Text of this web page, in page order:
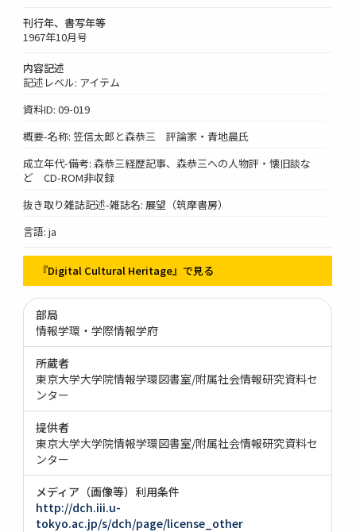
刊行年、書写年等
1967年10月号
内容記述
記述レベル: アイテム
資料ID: 09-019
概要-名称: 笠信太郎と森恭三 評論家・青地晨氏
成立年代-備考: 森恭三経歴記事、森恭三への人物評・懐旧談な
ど CD-ROM非収録
抜き取り雑誌記述-雑誌名: 展望（筑摩書房）
言語: ja
『Digital Cultural Heritage』で見る
部局
情報学環・学際情報学府
所蔵者
東京大学大学院情報学環図書室/附属社会情報研究資料セ
ンター
提供者
東京大学大学院情報学環図書室/附属社会情報研究資料セ
ンター
メディア（画像等）利用条件
http://dch.iii.u-
tokyo.ac.jp/s/dch/page/license_other